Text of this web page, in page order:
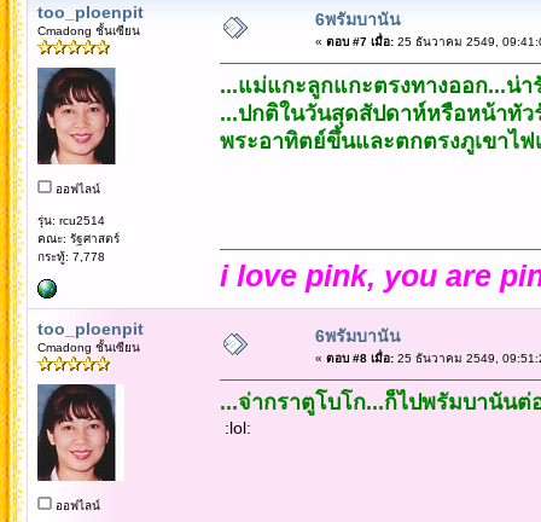
too_ploenpit
Cmadong ชั้นเซียน
ออฟไลน์
รุ่น: rcu2514
คณะ: รัฐศาสตร์
กระทู้: 7,778
6พรัมบานัน
« ตอบ #7 เมื่อ:25 ธันวาคม 2549,
...แม่แกะลูกแกะตรงทางออก...น่า
...ปกติในวันสุดสัปดาห์หรือหน้าทัว
พระอาทิตย์ขึ้นและตกตรงภูเขาไฟ
i love pink, you are
too_ploenpit
Cmadong ชั้นเซียน
ออฟไลน์
6พรัมบานัน
« ตอบ #8 เมื่อ:25 ธันวาคม 2549,
...จ่ากราตูโบโก...ก็ไปพรัมบานัน
:lol: